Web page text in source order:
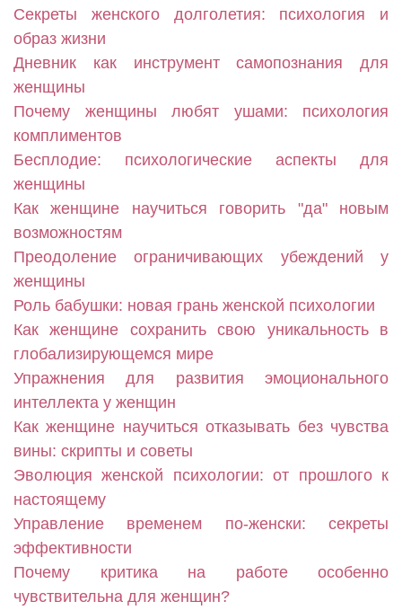
Секреты женского долголетия: психология и
образ жизни
Дневник как инструмент самопознания для
женщины
Почему женщины любят ушами: психология
комплиментов
Бесплодие: психологические аспекты для
женщины
Как женщине научиться говорить "да" новым
возможностям
Преодоление ограничивающих убеждений у
женщины
Роль бабушки: новая грань женской психологии
Как женщине сохранить свою уникальность в
глобализирующемся мире
Упражнения для развития эмоционального
интеллекта у женщин
Как женщине научиться отказывать без чувства
вины: скрипты и советы
Эволюция женской психологии: от прошлого к
настоящему
Управление временем по-женски: секреты
эффективности
Почему критика на работе особенно
чувствительна для женщин?